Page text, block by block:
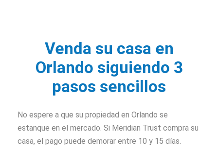
Venda su casa en
Orlando siguiendo 3
pasos sencillos
No espere a que su propiedad en Orlando se
estanque en el mercado. Si Meridian Trust compra su
casa, el pago puede demorar entre 10 y 15 días.